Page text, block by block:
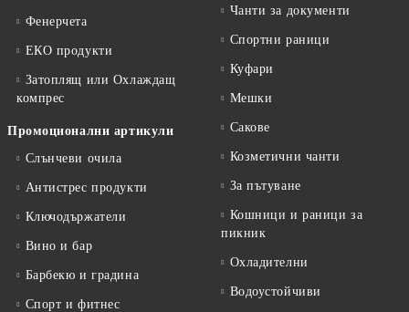
Фенерчета
ЕКО продукти
Затоплящ или Охлаждащ
компрес
Промоционални артикули
Слънчеви очила
Антистрес продукти
Ключодържатели
Вино и бар
Барбекю и градина
Спорт и фитнес
Чанти за документи
Спортни раници
Куфари
Мешки
Сакове
Козметични чанти
За пътуване
Кошници и раници за
пикник
Охладителни
Водоустойчиви